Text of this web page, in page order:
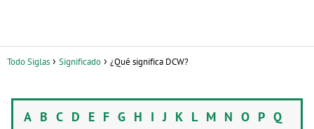
Todo Siglas Significado ¿Qué significa DCW?
A B C D E F G H IJ K L M N O P Q